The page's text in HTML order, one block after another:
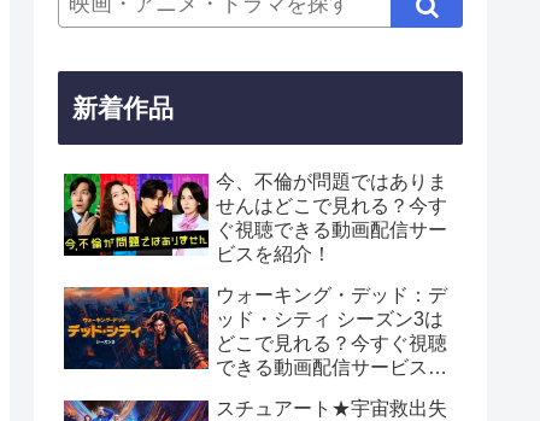
新着作品
今、不倫が問題ではありま
せんはどこで見れる？今す
ぐ視聴できる動画配信サー
ビスを紹介！
ウォーキング・デッド：デ
ッド・シティ シーズン3は
どこで見れる？今すぐ視聴
できる動画配信サービスを
スチュアート★宇宙救出失